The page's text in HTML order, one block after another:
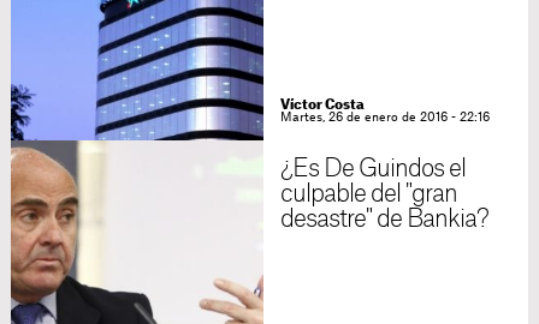
Víctor Costa
Martes, 26 de enero de 2016 - 22:16
¿Es De Guindos el
culpable del "gran
desastre" de Bankia?